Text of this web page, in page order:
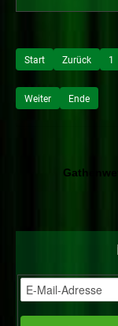
Start Zurück 1
Weiter Ende